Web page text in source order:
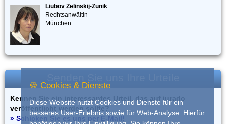
Liubov Zelinskij-Zunik
Rechtsanwältin
München
Kennen Sie ein interessantes Urteil, das auf iurado
veröffentlicht werden sollte?
» Schicken Sie es uns per E-Mail!
🍪 Cookies & Dienste
Diese Website nutzt Cookies und Dienste für ein
besseres User-Erlebnis sowie für Web-Analyse. Hierfür